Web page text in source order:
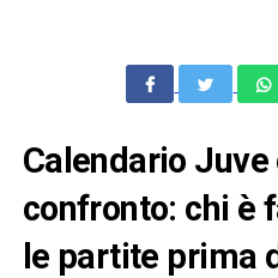
Calendario Juve
confronto: chi è
le partite prima